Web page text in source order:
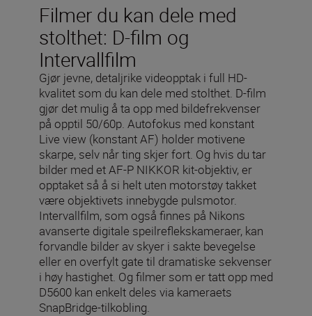
Filmer du kan dele med
stolthet: D-film og
Intervallfilm
Gjør jevne, detaljrike videopptak i full HD-
kvalitet som du kan dele med stolthet. D-film
gjør det mulig å ta opp med bildefrekvenser
på opptil 50/60p. Autofokus med konstant
Live view (konstant AF) holder motivene
skarpe, selv når ting skjer fort. Og hvis du tar
bilder med et AF-P NIKKOR kit-objektiv, er
opptaket så å si helt uten motorstøy takket
være objektivets innebygde pulsmotor.
Intervallfilm, som også finnes på Nikons
avanserte digitale speilreflekskameraer, kan
forvandle bilder av skyer i sakte bevegelse
eller en overfylt gate til dramatiske sekvenser
i høy hastighet. Og filmer som er tatt opp med
D5600 kan enkelt deles via kameraets
SnapBridge-tilkobling.